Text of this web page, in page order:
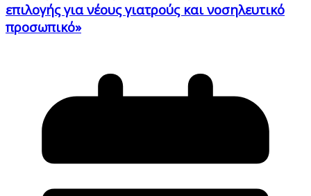
επιλογής για νέους γιατρούς και νοσηλευτικό
προσωπικό»